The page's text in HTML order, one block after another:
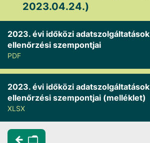
2023.04.24.)
2023. évi időközi adatszolgáltatások
ellenőrzési szempontjai
PDF
2023. évi időközi adatszolgáltatások
ellenőrzési szempontjai (melléklet)
XLSX